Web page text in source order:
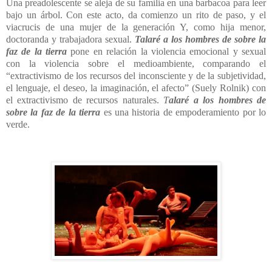
Una preadolescente se aleja de su familia en una barbacoa para leer
bajo un árbol. Con este acto, da comienzo un rito de paso, y el
viacrucis de una mujer de la generación Y, como hija menor,
doctoranda y trabajadora sexual. Talaré a los hombres de sobre la
faz de la tierra pone en relación la violencia emocional y sexual
con la violencia sobre el medioambiente, comparando el
“extractivismo de los recursos del inconsciente y de la subjetividad,
el lenguaje, el deseo, la imaginación, el afecto” (Suely Rolnik) con
el extractivismo de recursos naturales. Talaré a los hombres de
sobre la faz de la tierra es una historia de empoderamiento por lo
verde.